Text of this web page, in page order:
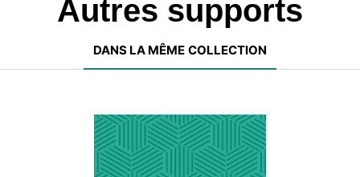
Autres supports
DANS LA MÊME COLLECTION